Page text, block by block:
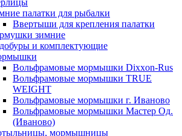
палатки для рыбалки
Ввертыши для крепления палатки
зимние
и комплектующие
Вольфрамовые мормышки Dixxon-Rus
Вольфрамовые мормышки TRUE
WEIGHT
Вольфрамовые мормышки г. Иваново
Вольфрамовые мормышки Мастер Од.
(Иваново)
мормышницы